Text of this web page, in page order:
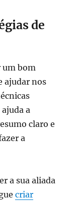
de
um bom
ajudar nos
a
claro e
a
a sua aliada
criar